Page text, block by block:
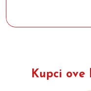
Kupci ove